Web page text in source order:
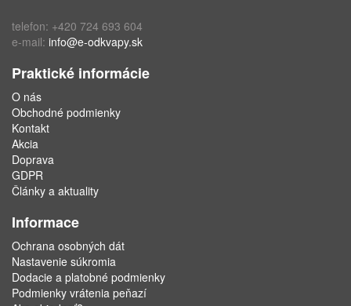
telefon: +420 724 693 604
e-mail: info@e-odkvapy.sk
Praktické informácie
O nás
Obchodné podmienky
Kontakt
Akcia
Doprava
GDPR
Články a aktuality
Informace
Ochrana osobných dát
Nastavenie súkromia
Dodacie a platobné podmienky
Podmienky vrátenia peňazí